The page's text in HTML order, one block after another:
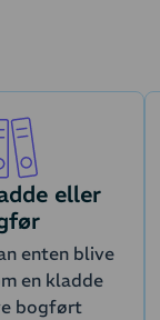
eller
enten blive
en kladde
bogført